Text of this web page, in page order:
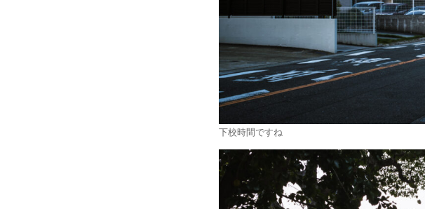
下校時間ですね